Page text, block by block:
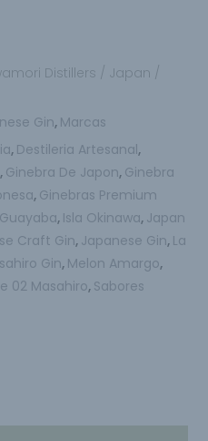
Distillers / Japan /
Gin, Marcas
, Destileria Artesanal,
, Ginebra De Japon, Ginebra
, Ginebras Premium
Guayaba, Isla Okinawa, Japan
Craft Gin, Japanese Gin, La
Gin, Melon Amargo,
02 Masahiro, Sabores